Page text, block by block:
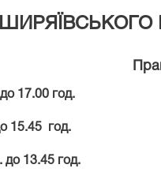
ШИРЯЇВСЬКОГО
17.00 год.
год.
13.45 год.